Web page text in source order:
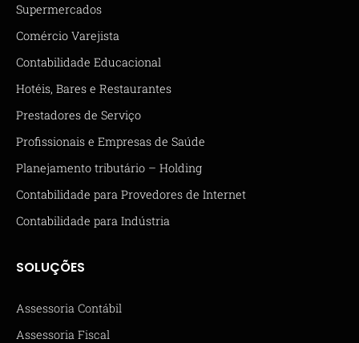
Supermercados
Comércio Varejista
Contabilidade Educacional
Hotéis, Bares e Restaurantes
Prestadores de Serviço
Profissionais e Empresas de Saúde
Planejamento tributário – Holding
Contabilidade para Provedores de Internet
Contabilidade para Indústria
SOLUÇÕES
Assessoria Contábil
Assessoria Fiscal